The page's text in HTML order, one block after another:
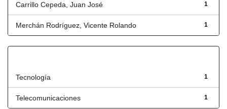
1
Carrillo Cepeda, Juan José
1
Merchán Rodríguez, Vicente Rolando
1
Tecnología
1
Telecomunicaciones